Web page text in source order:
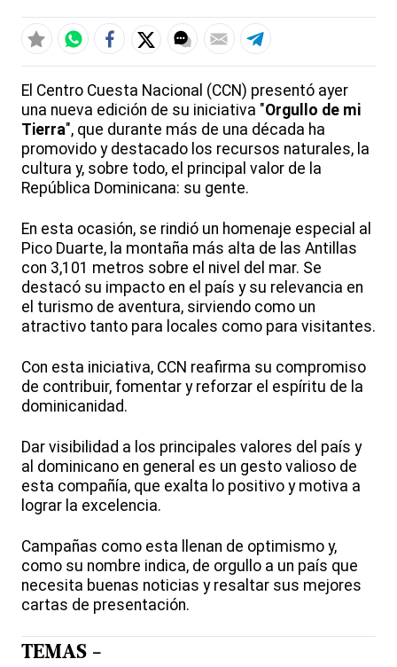
El Centro Cuesta Nacional (CCN) presentó ayer
una nueva edición de su iniciativa "Orgullo de mi
Tierra", que durante más de una década ha
promovido y destacado los recursos naturales, la
cultura y, sobre todo, el principal valor de la
República Dominicana: su gente.
En esta ocasión, se rindió un homenaje especial al
Pico Duarte, la montaña más alta de las Antillas
con 3,101 metros sobre el nivel del mar. Se
destacó su impacto en el país y su relevancia en
el turismo de aventura, sirviendo como un
atractivo tanto para locales como para visitantes.
Con esta iniciativa, CCN reafirma su compromiso
de contribuir, fomentar y reforzar el espíritu de la
dominicanidad.
Dar visibilidad a los principales valores del país y
al dominicano en general es un gesto valioso de
esta compañía, que exalta lo positivo y motiva a
lograr la excelencia.
Campañas como esta llenan de optimismo y,
como su nombre indica, de orgullo a un país que
necesita buenas noticias y resaltar sus mejores
cartas de presentación.
TEMAS -